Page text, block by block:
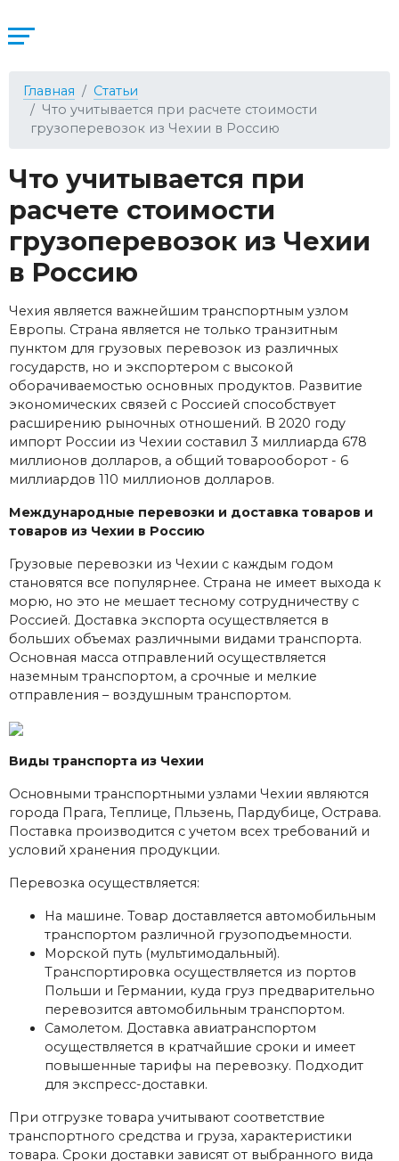
Главная
Статьи
Что учитывается при расчете стоимости
грузоперевозок из Чехии в Россию
Что учитывается при
расчете стоимости
грузоперевозок из Чехии
в Россию
Чехия является важнейшим транспортным узлом
Европы. Страна является не только транзитным
пунктом для грузовых перевозок из различных
государств, но и экспортером с высокой
оборачиваемостью основных продуктов. Развитие
экономических связей с Россией способствует
расширению рыночных отношений. В 2020 году
импорт России из Чехии составил 3 миллиарда 678
миллионов долларов, а общий товарооборот - 6
миллиардов 110 миллионов долларов.
Международные перевозки и доставка товаров и
товаров из Чехии в Россию
Грузовые перевозки из Чехии с каждым годом
становятся все популярнее. Страна не имеет выхода к
морю, но это не мешает тесному сотрудничеству с
Россией. Доставка экспорта осуществляется в
больших объемах различными видами транспорта.
Основная масса отправлений осуществляется
наземным транспортом, а срочные и мелкие
отправления – воздушным транспортом.
Виды транспорта из Чехии
Основными транспортными узлами Чехии являются
города Прага, Теплице, Пльзень, Пардубице, Острава.
Поставка производится с учетом всех требований и
условий хранения продукции.
Перевозка осуществляется:
На машине. Товар доставляется автомобильным
транспортом различной грузоподъемности.
Морской путь (мультимодальный).
Транспортировка осуществляется из портов
Польши и Германии, куда груз предварительно
перевозится автомобильным транспортом.
Самолетом. Доставка авиатранспортом
осуществляется в кратчайшие сроки и имеет
повышенные тарифы на перевозку. Подходит
для экспресс-доставки.
При отгрузке товара учитывают соответствие
транспортного средства и груза, характеристики
товара. Сроки доставки зависят от выбранного вида